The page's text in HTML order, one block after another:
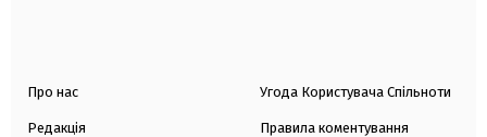
Про нас
Редакція
Угода Користувача Спільноти
Правила коментування